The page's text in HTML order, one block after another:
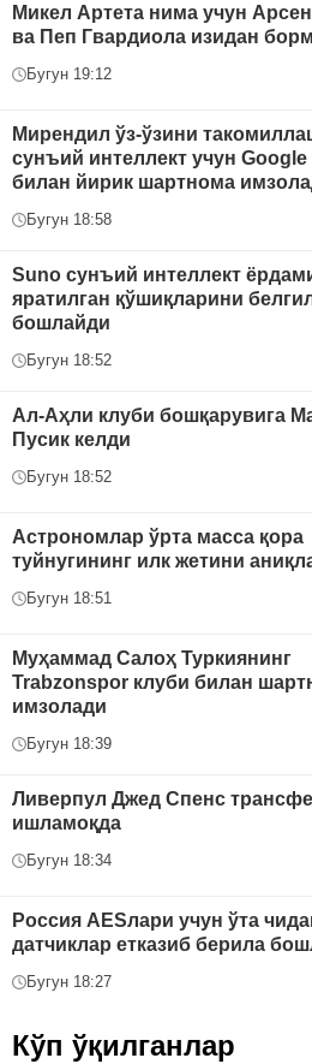
Микел Артета нима учун
ва Пеп Гвардиола изидан
Бугун 19:12
Мирендил ўз-ўзини
сунъий интеллект учун Google
билан йирик шартнома
Бугун 18:58
Suno сунъий интеллект
яратилган қўшиқларини
бошлайди
Бугун 18:52
Ал-Аҳли клуби бошқарувига
Пусик келди
Бугун 18:52
Астрономлар ўрта масса қора
туйнугининг илк жетини
Бугун 18:51
Муҳаммад Салоҳ Туркиянинг
Trabzonspor клуби билан
имзолади
Бугун 18:39
Ливерпул Джед Спенс
ишламоқда
Бугун 18:34
Россия AESлари учун ўта
датчиклар етказиб берила
Бугун 18:27
Кўп ўқилганлар